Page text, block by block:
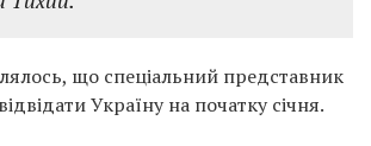
що спеціальний представник
відвідати Україну на початку січня.